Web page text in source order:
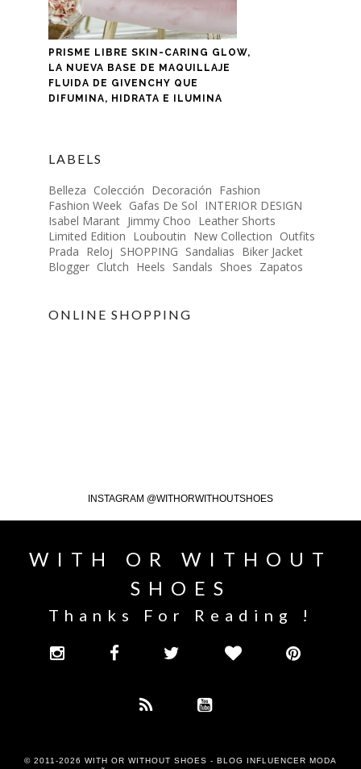
PRISME LIBRE SKIN-CARING GLOW,
LA NUEVA BASE DE MAQUILLAJE
FLUIDA DE GIVENCHY QUE
DIFUMINA, HIDRATA E ILUMINA
LABELS
Belleza Colección Decoración Fashion
Fashion Week Gafas De Sol INTERIOR DESIGN
Isabel Marant Jimmy Choo Leather Shorts
Limited Edition Louboutin New Collection Outfits
Prada Reloj SHOPPING Sandalias Biker Jacket
Blogger Clutch Heels Sandals Shoes Zapatos
ONLINE SHOPPING
INSTAGRAM @WITHORWITHOUTSHOES
WITH OR WITHOUT
SHOES
Thanks For Reading !
© 2011-2026 WITH OR WITHOUT SHOES - BLOG INFLUENCER MODA